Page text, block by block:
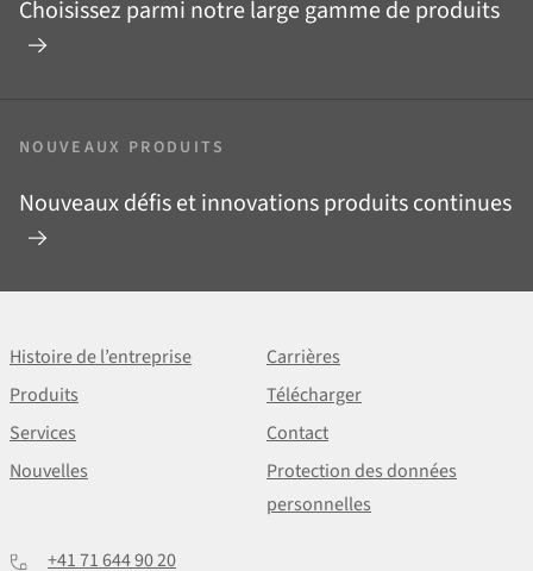
Choisissez parmi notre large gamme de produits
NOUVEAUX PRODUITS
Nouveaux défis et innovations produits continues
Histoire de l’entreprise
Carrières
Produits
Télécharger
Services
Contact
Nouvelles
Protection des données
personnelles
+41 71 644 90 20